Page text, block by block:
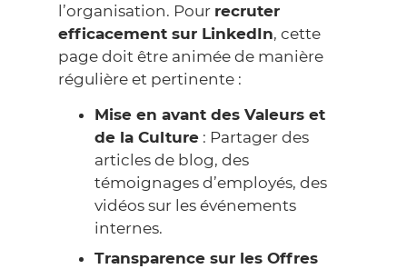
l’organisation. Pour recruter
efficacement sur LinkedIn, cette
page doit être animée de manière
régulière et pertinente :
Mise en avant des Valeurs et
de la Culture : Partager des
articles de blog, des
témoignages d’employés, des
vidéos sur les événements
internes.
Transparence sur les Offres